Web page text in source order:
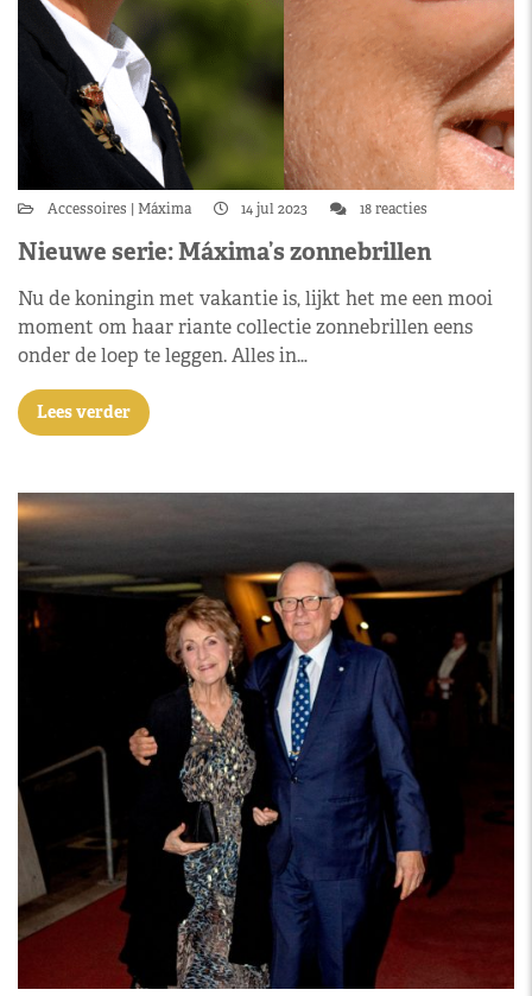
Accessoires Máxima 14 jul 2023 18 reacties
Nieuwe serie: Máxima’s zonnebrillen
Nu de koningin met vakantie is, lijkt het me een mooi
moment om haar riante collectie zonnebrillen eens
onder de loep te leggen. Alles in…
Lees verder